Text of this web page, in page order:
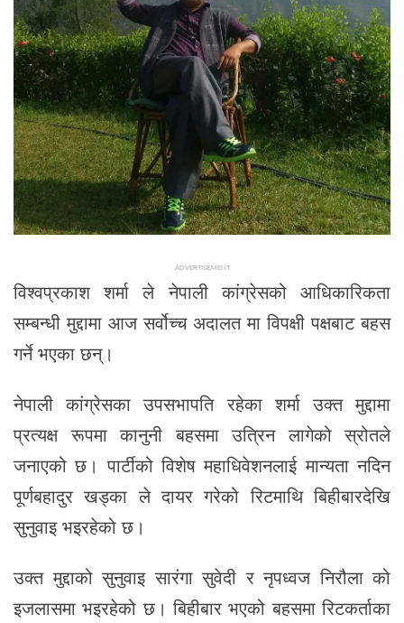
ADVERTISEMENT
विश्वप्रकाश शर्मा ले नेपाली कांग्रेसको आधिकारिकता
सम्बन्धी मुद्दामा आज सर्वोच्च अदालत मा विपक्षी पक्षबाट बहस
गर्ने भएका छन्।
नेपाली कांग्रेसका उपसभापति रहेका शर्मा उक्त मुद्दामा
प्रत्यक्ष रूपमा कानुनी बहसमा उत्रिन लागेको स्रोतले
जनाएको छ। पार्टीको विशेष महाधिवेशनलाई मान्यता नदिन
पूर्णबहादुर खड्का ले दायर गरेको रिटमाथि बिहीबारदेखि
सुनुवाइ भइरहेको छ।
उक्त मुद्दाको सुनुवाइ सारंगा सुवेदी र नृपध्वज निरौला को
इजलासमा भइरहेको छ। बिहीबार भएको बहसमा रिटकर्ताका